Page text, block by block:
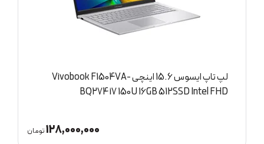
لپ تاپ ایسوس 15.6 اینچی Vivobook F1504VA-
BQ274 i7 150U 16GB 512SSD Intel FHD
128,000,000تومان